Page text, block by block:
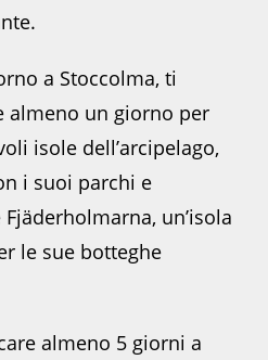
a Stoccolma, ti
almeno un giorno per
isole dell’arcipelago,
i suoi parchi e
un’isola
le sue botteghe
almeno 5 giorni a